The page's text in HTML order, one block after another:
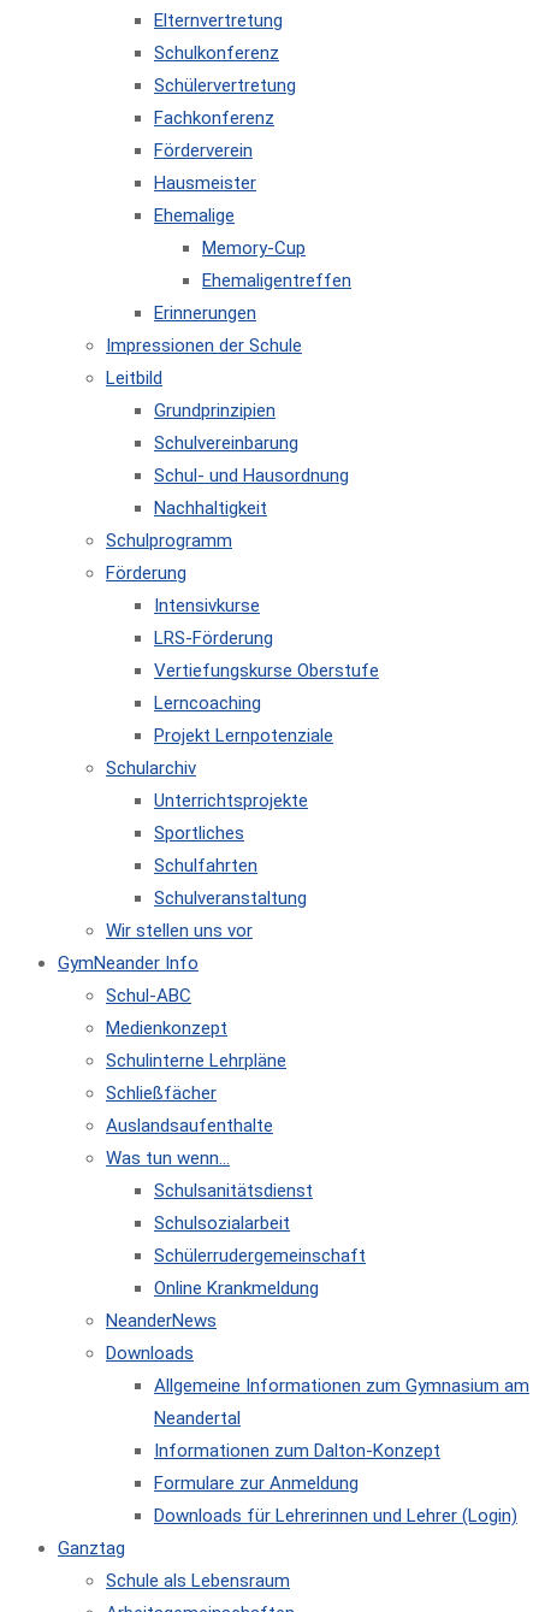
Elternvertretung
Schulkonferenz
Schülervertretung
Fachkonferenz
Förderverein
Hausmeister
Ehemalige
Memory-Cup
Ehemaligentreffen
Erinnerungen
Impressionen der Schule
Leitbild
Grundprinzipien
Schulvereinbarung
Schul- und Hausordnung
Nachhaltigkeit
Schulprogramm
Förderung
Intensivkurse
LRS-Förderung
Vertiefungskurse Oberstufe
Lerncoaching
Projekt Lernpotenziale
Schularchiv
Unterrichtsprojekte
Sportliches
Schulfahrten
Schulveranstaltung
Wir stellen uns vor
GymNeander Info
Schul-ABC
Medienkonzept
Schulinterne Lehrpläne
Schließfächer
Auslandsaufenthalte
Was tun wenn…
Schulsanitätsdienst
Schulsozialarbeit
Schülerrudergemeinschaft
Online Krankmeldung
NeanderNews
Downloads
Allgemeine Informationen zum Gymnasium am
Neandertal
Informationen zum Dalton-Konzept
Formulare zur Anmeldung
Downloads für Lehrerinnen und Lehrer (Login)
Ganztag
Schule als Lebensraum